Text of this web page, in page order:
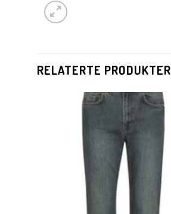
RELATERTE PRODUKTER